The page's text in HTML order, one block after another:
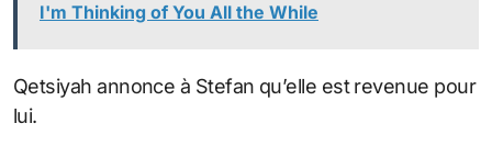
I'm Thinking of You All the While
Qetsiyah annonce à Stefan qu’elle est revenue pour
lui.